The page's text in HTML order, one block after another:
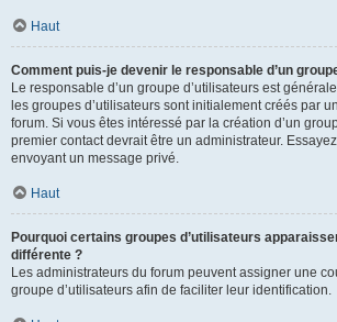
Haut
Comment puis-je devenir le responsable d’un
Le responsable d’un groupe d’utilisateurs est
les groupes d’utilisateurs sont initialement créés par
forum. Si vous êtes intéressé par la création d’un
premier contact devrait être un administrateur.
envoyant un message privé.
Haut
Pourquoi certains groupes d’utilisateurs
différente ?
Les administrateurs du forum peuvent assigner une
groupe d’utilisateurs afin de faciliter leur identification.